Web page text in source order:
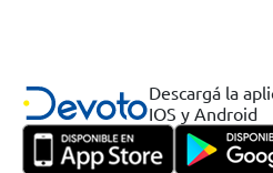
Descargá la
IOS y Android